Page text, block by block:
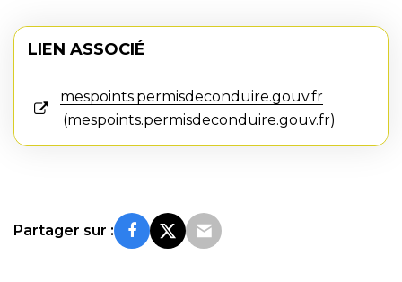
LIEN ASSOCIÉ
mespoints.permisdeconduire.gouv.fr
mespoints.permisdeconduire.gouv.fr
Partager sur :